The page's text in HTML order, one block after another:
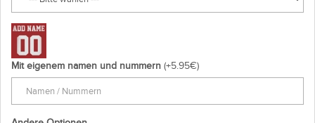
Mit eigenem namen und nummern (+5.95€)